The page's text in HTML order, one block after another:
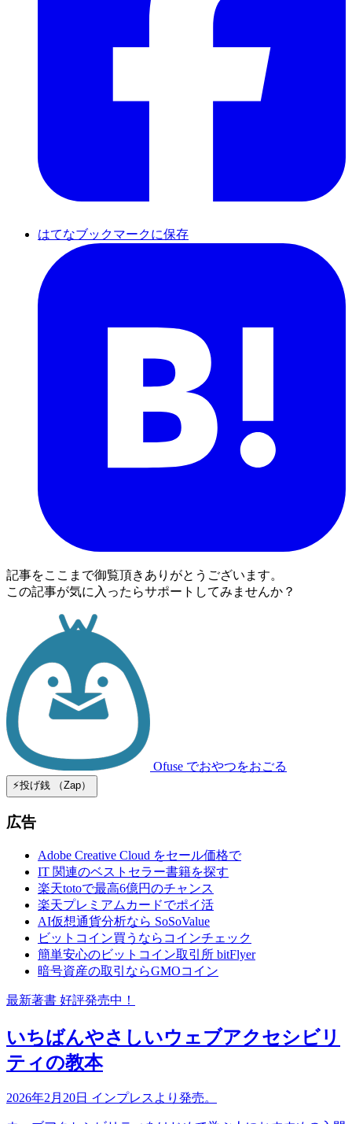
はてなブックマークに保存
記事をここまで御覧頂きありがとうございます。
この記事が気に入ったらサポートしてみませんか？
Ofuse でおやつをおごる
⚡️投げ銭 （Zap）
広告
Adobe Creative Cloud をセール価格で
IT 関連のベストセラー書籍を探す
楽天totoで最高6億円のチャンス
楽天プレミアムカードでポイ活
AI仮想通貨分析なら SoSoValue
ビットコイン買うならコインチェック
簡単安心のビットコイン取引所 bitFlyer
暗号資産の取引ならGMOコイン
最新著書 好評発売中！
いちばんやさしいウェブアクセシビリ
ティの教本
2026年2月20日 インプレスより発売。